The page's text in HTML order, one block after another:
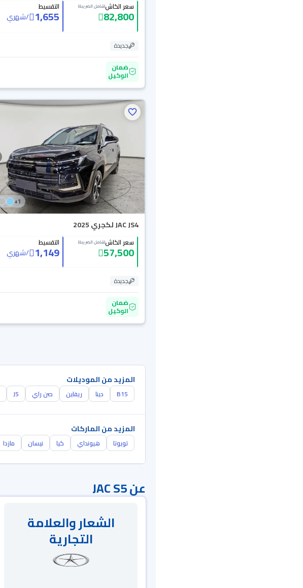
سعر الكاش(شامل الضريبة)
82,800
التقسيط
1,655
/شهري
جديدة
ضمان
الوكيل
1
+
JAC JS4 لكجري 2025
سعر الكاش(شامل الضريبة)
57,500
التقسيط
1,149
/شهري
جديدة
ضمان
الوكيل
المزيد من الموديلات
B15 دينا ريفاين صن راي J5
المزيد من الماركات
تويوتا هيونداي كيا نيسان مازدا
عن JAC S5
الشعار والعلامة
التجارية